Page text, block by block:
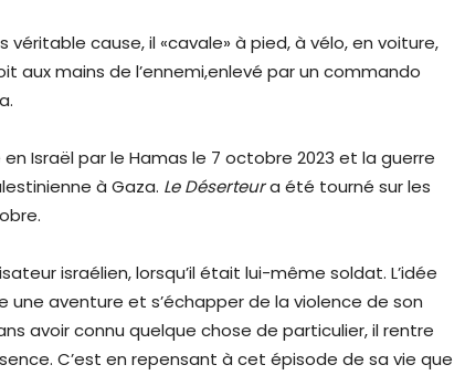
véritable cause, il «cavale» à pied, à vélo, en voiture,
aux mains de l’ennemi,enlevé par un commando
Israël par le Hamas le 7 octobre 2023 et la guerre
à Gaza. Le Déserteura été tourné sur les
israélien, lorsqu’il était lui-même soldat. L’idée
une aventure et s’échapper de la violence de son
avoir connu quelque chose de particulier, il rentre
C’est en repensant à cet épisode de sa vie que